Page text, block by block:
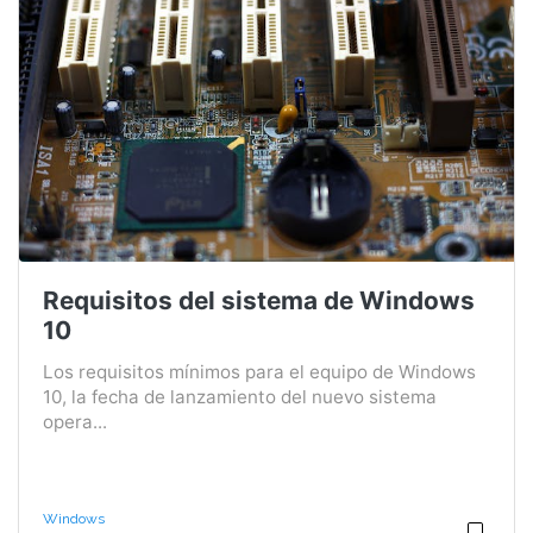
Requisitos del sistema de Windows
10
Los requisitos mínimos para el equipo de Windows
10, la fecha de lanzamiento del nuevo sistema
opera...
Windows